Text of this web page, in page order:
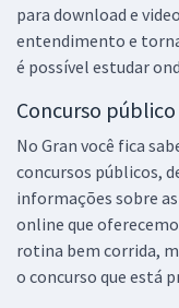
para download e
entendimento e
é possível estudar
Concurso público
No Gran você fica
concursos públicos,
informações sobre
online que
rotina bem corrida,
o concurso que está